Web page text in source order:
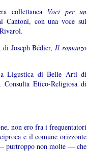
collettanea Voci per un
Cantoni, con una voce sul
Joseph Bédier, Il romanzo
Ligustica di Belle Arti di
Etico-Religiosa di
non ero fra i frequentatori
e il comune orizzonte
purtroppo non molte — che